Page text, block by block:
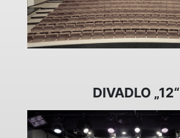
DIVADLO „12“